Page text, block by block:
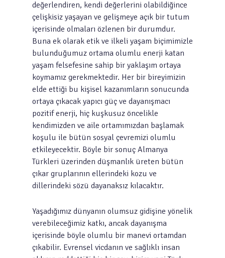
değerlendiren, kendi değerlerini olabildiğince
çelişkisiz yaşayan ve gelişmeye açık bir tutum
içerisinde olmaları özlenen bir durumdur.
Buna ek olarak etik ve ilkeli yaşam biçimimizle
bulunduğumuz ortama olumlu enerji katan
yaşam felsefesine sahip bir yaklaşım ortaya
koymamız gerekmektedir. Her bir bireyimizin
elde ettiği bu kişisel kazanımların sonucunda
ortaya çıkacak yapıcı güç ve dayanışmacı
pozitif enerji, hiç kuşkusuz öncelikle
kendimizden ve aile ortamımızdan başlamak
koşulu ile bütün sosyal çevremizi olumlu
etkileyecektir. Böyle bir sonuç Almanya
Türkleri üzerinden düşmanlık üreten bütün
çıkar gruplarının ellerindeki kozu ve
dillerindeki sözü dayanaksız kılacaktır.
Yaşadığımız dünyanın olumsuz gidişine yönelik
verebileceğimiz katkı, ancak dayanışma
içerisinde böyle olumlu bir manevi ortamdan
çıkabilir. Evrensel vicdanın ve sağlıklı insan